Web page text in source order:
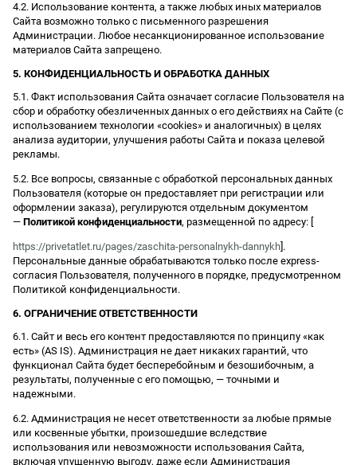
4.2. Использование контента, а также любых иных материалов
Сайта возможно только с письменного разрешения
Администрации. Любое несанкционированное использование
материалов Сайта запрещено.
5. КОНФИДЕНЦИАЛЬНОСТЬ И ОБРАБОТКА ДАННЫХ
5.1. Факт использования Сайта означает согласие Пользователя на
сбор и обработку обезличенных данных о его действиях на Сайте (с
использованием технологии «cookies» и аналогичных) в целях
анализа аудитории, улучшения работы Сайта и показа целевой
рекламы.
5.2. Все вопросы, связанные с обработкой персональных данных
Пользователя (которые он предоставляет при регистрации или
оформлении заказа), регулируются отдельным документом
— Политикой конфиденциальности, размещенной по адресу: [
https://privetatlet.ru/pages/zaschita-personalnykh-dannykh ].
Персональные данные обрабатываются только после express-
согласия Пользователя, полученного в порядке, предусмотренном
Политикой конфиденциальности.
6. ОГРАНИЧЕНИЕ ОТВЕТСТВЕННОСТИ
6.1. Сайт и весь его контент предоставляются по принципу «как
есть» (AS IS). Администрация не дает никаких гарантий, что
функционал Сайта будет бесперебойным и безошибочным, а
результаты, полученные с его помощью, — точными и
надежными.
6.2. Администрация не несет ответственности за любые прямые
или косвенные убытки, произошедшие вследствие
использования или невозможности использования Сайта,
включая упущенную выгоду, даже если Администрация